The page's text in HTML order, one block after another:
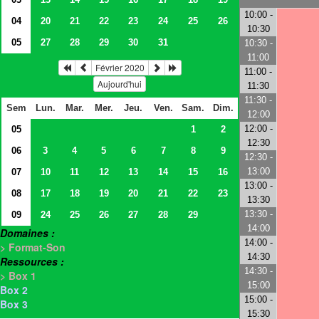
04
20 21 22 23 24 25
26
05
27 28 29 30 31
Février 2020
Aujourd'hui
Sem Lun. Mar. Mer. Jeu. Ven. Sam.
Dim.
05
1
2
06
3 4 5 6 7 8
9
07
10 11 12 13 14 15
16
08
17 18 19 20 21 22
23
09
24 25 26 27 28 29
Domaines :
> Format-Son
Ressources :
> Box 1
Box 2
Box 3
10:00 -
10:30
10:30 -
11:00
11:00 -
11:30
11:30 -
12:00
12:00 -
12:30
12:30 -
13:00
13:00 -
13:30
13:30 -
14:00
14:00 -
14:30
14:30 -
15:00
15:00 -
15:30